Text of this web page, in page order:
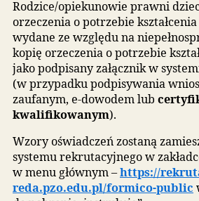
W postępowaniu
wnioski zarejestrowane,
i zweryfikowane przez dana
przedszkolną.
Do wniosku składanego
elektronicznej rekrutacji,
dokumenty/oświadczenia
spełnianie kryteriów.
pod rygorem